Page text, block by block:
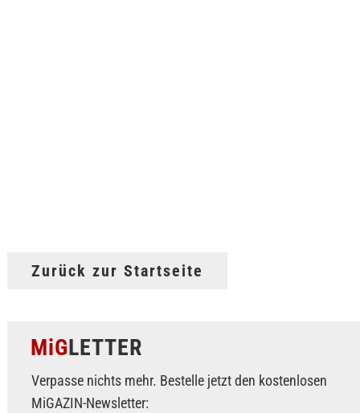
Zurück zur Startseite
MiGLETTER
Verpasse nichts mehr. Bestelle jetzt den kostenlosen
MiGAZIN-Newsletter: